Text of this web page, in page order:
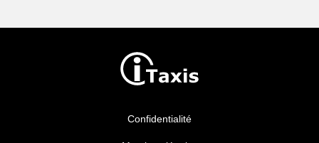
Confidentialité